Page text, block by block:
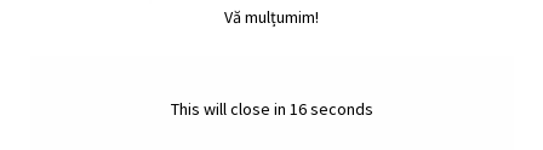
Vă mulțumim!
This will close in 16seconds